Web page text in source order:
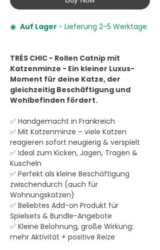
◉ Auf Lager - Lieferung 2-5 Werktage
TRÉS CHIC - Rollen Catnip mit
Katzenminze - Ein kleiner Luxus-
Moment für deine Katze, der
gleichzeitig Beschäftigung und
Wohlbefinden fördert.
✅ Handgemacht in Frankreich
✅ Mit Katzenminze – viele Katzen
reagieren sofort neugierig & verspielt
✅ Ideal zum Kicken, Jagen, Tragen &
Kuscheln
✅ Perfekt als kleine Beschäftigung
zwischendurch (auch für
Wohnungskatzen)
✅ Beliebtes Add-on Produkt für
Spielsets & Bundle-Angebote
✅ Kleine Belohnung, große Wirkung:
mehr Aktivität + positive Reize